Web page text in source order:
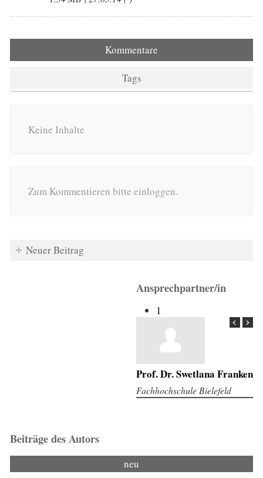
Kommentare
Tags
Keine Inhalte
Zum Kommentieren bitte einloggen.
Neuer Beitrag
Ansprechpartner/in
1
Prof. Dr. Swetlana Franken
Fachhochschule Bielefeld
Beiträge des Autors
neu